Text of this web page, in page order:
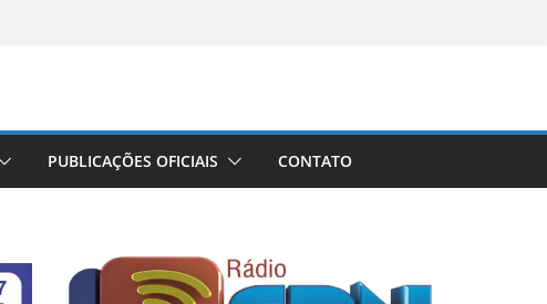
PUBLICAÇÕES OFICIAIS CONTATO